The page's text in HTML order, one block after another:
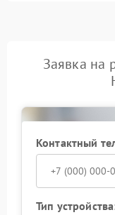
Заявка на
Контактный
Тип